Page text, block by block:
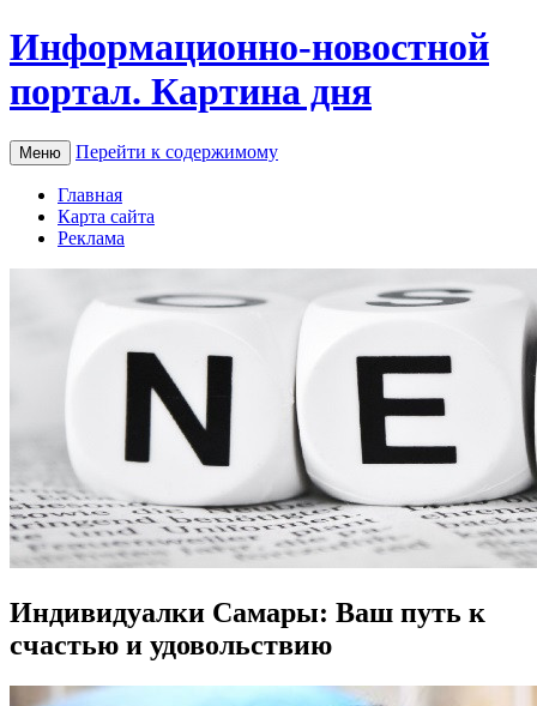
Информационно-новостной
портал. Картина дня
Меню Перейти к содержимому
Главная
Карта сайта
Реклама
Индивидуалки Самары: Ваш путь к
счастью и удовольствию